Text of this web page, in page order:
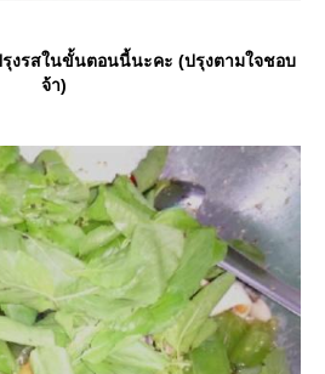
งรสในขั้นตอนนี้นะคะ (ปรุงตามใจชอบ
จ้า)